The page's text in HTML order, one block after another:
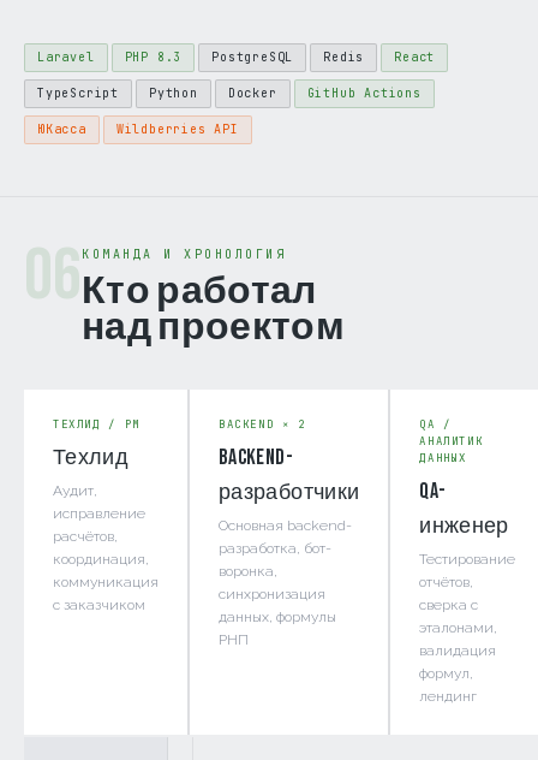
Laravel PHP 8.3 PostgreSQL Redis React
TypeScript Python Docker GitHub Actions
ЮКасса Wildberries API
06 КОМАНДА И ХРОНОЛОГИЯ
Кто работал
над проектом
ТЕХЛИД / PM
Техлид
Аудит,
исправление
расчётов,
координация,
коммуникация
с заказчиком
BACKEND × 2
Backend-
разработчики
Основная backend-
разработка, бот-
воронка,
синхронизация
данных, формулы
РНП
QA /
АНАЛИТИК
ДАННЫХ
QA-
инженер
Тестирование
отчётов,
сверка с
эталонами,
валидация
формул,
лендинг